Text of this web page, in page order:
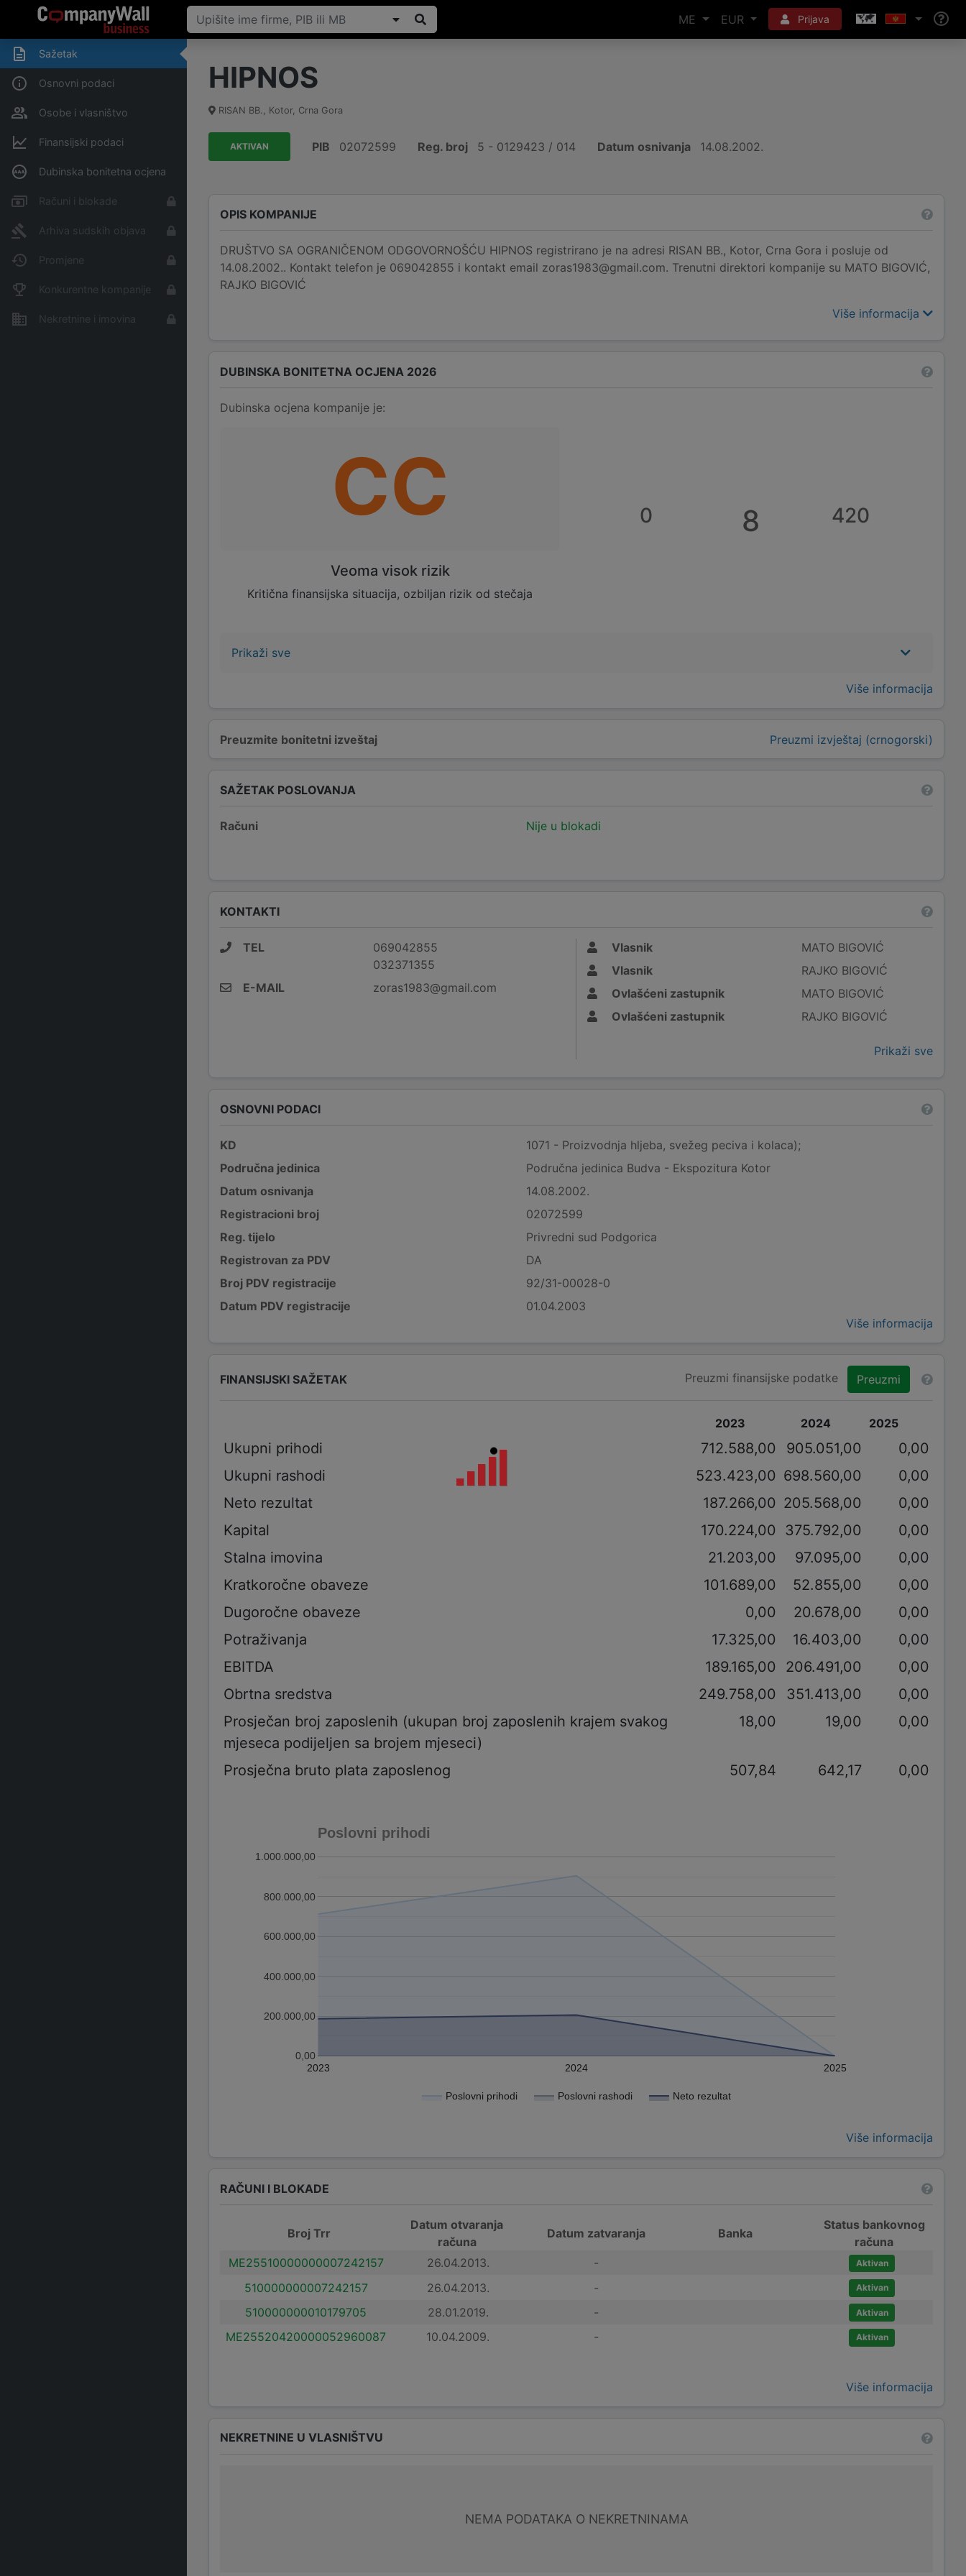
ME EUR Prijava
Sažetak
Osnovni podaci
Osobe i vlasništvo
Finansijski podaci
Dubinska bonitetna ocjena
Računi i blokade
Arhiva sudskih objava
Promjene
Konkurentne kompanije
Nekretnine i imovina
HIPNOS
RISAN BB., Кotor, Crna Gora
AKTIVAN PIB 02072599 Reg. broj 5 - 0129423 / 014 Datum osnivanja 14.08.2002.
OPIS KOMPANIJE
DRUŠTVO SA OGRANIČENOM ODGOVORNOŠĆU HIPNOS registrirano je na adresi RISAN BB., Кotor, Crna Gora i posluje od
14.08.2002.. Kontakt telefon je 069042855 i kontakt email zoras1983@gmail.com. Trenutni direktori kompanije su MATO BIGOVIĆ,
RAJKO BIGOVIĆ
Više informacija
Preuzmite bonitetni izveštaj Preuzmi izvještaj (crnogorski)
DUBINSKA BONITETNA OCJENA 2026
Dubinska ocjena kompanije je:
CC
Veoma visok rizik
Kritična finansijska situacija, ozbiljan rizik od stečaja
0 8 420
Prikaži sve
Više informacija
SAŽETAK POSLOVANJA
Računi Nije u blokadi
KONTAKTI
TEL
069042855
032371355
E-MAIL
zoras1983@gmail.com
Vlasnik
MATO BIGOVIĆ
Vlasnik
RAJKO BIGOVIĆ
Ovlašćeni zastupnik
MATO BIGOVIĆ
Ovlašćeni zastupnik
RAJKO BIGOVIĆ
Prikaži sve
OSNOVNI PODACI
KD
1071 - Proizvodnja hljeba, svežeg peciva i kolaca);
Područna jedinica
Područna jedinica Budva - Ekspozitura Kotor
Datum osnivanja
14.08.2002.
Registracioni broj
02072599
Reg. tijelo
Privredni sud Podgorica
Registrovan za PDV
DA
Broj PDV registracije
92/31-00028-0
Datum PDV registracije
01.04.2003
Više informacija
FINANSIJSKI SAŽETAK Preuzmi finansijske podatke Preuzmi
2023 2024 2025
Ukupni prihodi 712.588,00 905.051,00
0,00
Ukupni rashodi
523.423,00 698.560,00
0,00
Neto rezultat
187.266,00 205.568,00
0,00
Kapital
170.224,00 375.792,00
0,00
Stalna imovina
21.203,00 97.095,00
0,00
Kratkoročne obaveze
101.689,00 52.855,00
0,00
Dugoročne obaveze
0,00 20.678,00
0,00
Potraživanja
17.325,00 16.403,00
0,00
EBITDA
189.165,00 206.491,00
0,00
Obrtna sredstva
249.758,00 351.413,00
0,00
Prosječan broj zaposlenih (ukupan broj zaposlenih krajem svakog
mjeseca podijeljen sa brojem mjeseci)
18,00 19,00 0,00
Prosječna bruto plata zaposlenog 507,84 642,17 0,00
Poslovni prihodi
Poslovni prihodi Poslovni rashodi Neto rezultat
2023 2024 2025
0,00
200.000,00
400.000,00
600.000,00
800.000,00
1.000.000,00
Više informacija
RAČUNI I BLOKADE
Broj Trr
Datum otvaranja
računa
Datum zatvaranja Banka
Status bankovnog
računa
ME25510000000007242157
26.04.2013. - Aktivan
510000000007242157 26.04.2013. - Aktivan
510000000010179705 28.01.2019. - Aktivan
ME25520420000052960087 10.04.2009. - Aktivan
Više informacija
NEKRETNINE U VLASNIŠTVU
NEMA PODATAKA O NEKRETNINAMA